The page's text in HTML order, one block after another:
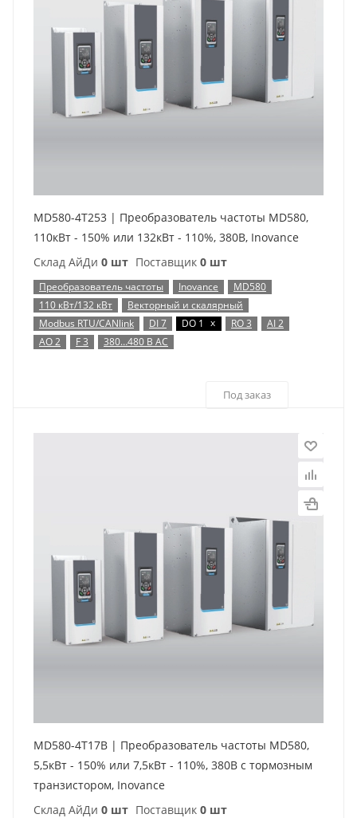
MD580-4T253 | Преобразователь частоты MD580,
110кВт - 150% или 132кВт - 110%, 380В, Inovance
Склад АйДи 0 шт Поставщик 0 шт
Преобразователь частоты Inovance
MD580
110 кВт/132 кВт
Векторный и скалярный
Modbus RTU/CANlink
DI 7 DO 1 x RO 3
AI 2
AO 2
F 3 380…480 В AC
Под заказ
MD580-4T17B | Преобразователь частоты MD580,
5,5кВт - 150% или 7,5кВт - 110%, 380В с тормозным
транзистором, Inovance
Склад АйДи 0 шт Поставщик 0 шт